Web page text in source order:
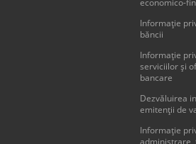
economico-
Informaţie
băncii
Informaţie
serviciilor şi
bancare
Dezvăluirea
emitenţii de
Informație